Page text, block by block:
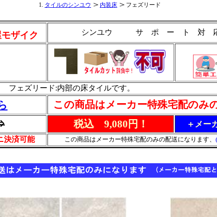
ザイク シンユウ サ ポ ー ト
フェズリード:内部の床タイルです。
この商品はメーカー特殊宅配のみ
税込 9,080円！ ＋メー
決済可能 この商品はメーカー特殊宅配のみの配送になります、
タイルのシンユウ 内装床 フェズリード